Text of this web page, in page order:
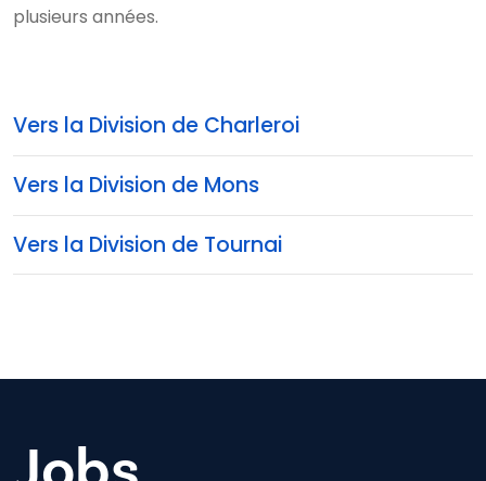
plusieurs années.
Vers la Division de Charleroi
Vers la Division de Mons
Vers la Division de Tournai